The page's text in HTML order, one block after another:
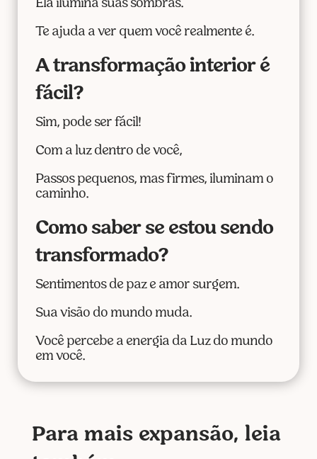
Ela ilumina suas sombras.
Te ajuda a ver quem você realmente é.
A transformação interior é
fácil?
Sim, pode ser fácil!
Com a luz dentro de você,
Passos pequenos, mas firmes, iluminam o
caminho.
Como saber se estou sendo
transformado?
Sentimentos de paz e amor surgem.
Sua visão do mundo muda.
Você percebe a energia da Luz do mundo
em você.
Para mais expansão, leia